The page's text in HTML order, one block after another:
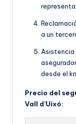
a un
Asistencia
desde el
Precio del
Vall d’Uixó: